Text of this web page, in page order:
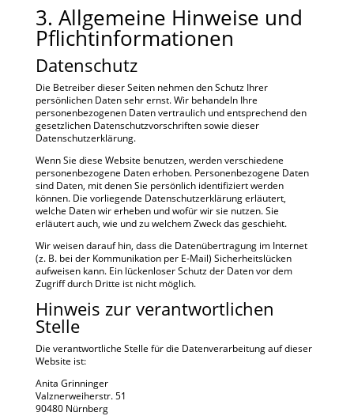
3. Allgemeine Hinweise und
Pflicht­informationen
Datenschutz
Die Betreiber dieser Seiten nehmen den Schutz Ihrer
persönlichen Daten sehr ernst. Wir behandeln Ihre
personenbezogenen Daten vertraulich und entsprechend den
gesetzlichen Datenschutzvorschriften sowie dieser
Datenschutzerklärung.
Wenn Sie diese Website benutzen, werden verschiedene
personenbezogene Daten erhoben. Personenbezogene Daten
sind Daten, mit denen Sie persönlich identifiziert werden
können. Die vorliegende Datenschutzerklärung erläutert,
welche Daten wir erheben und wofür wir sie nutzen. Sie
erläutert auch, wie und zu welchem Zweck das geschieht.
Wir weisen darauf hin, dass die Datenübertragung im Internet
(z. B. bei der Kommunikation per E-Mail) Sicherheitslücken
aufweisen kann. Ein lückenloser Schutz der Daten vor dem
Zugriff durch Dritte ist nicht möglich.
Hinweis zur verantwortlichen
Stelle
Die verantwortliche Stelle für die Datenverarbeitung auf dieser
Website ist:
Anita Grinninger
Valznerweiherstr. 51
90480 Nürnberg